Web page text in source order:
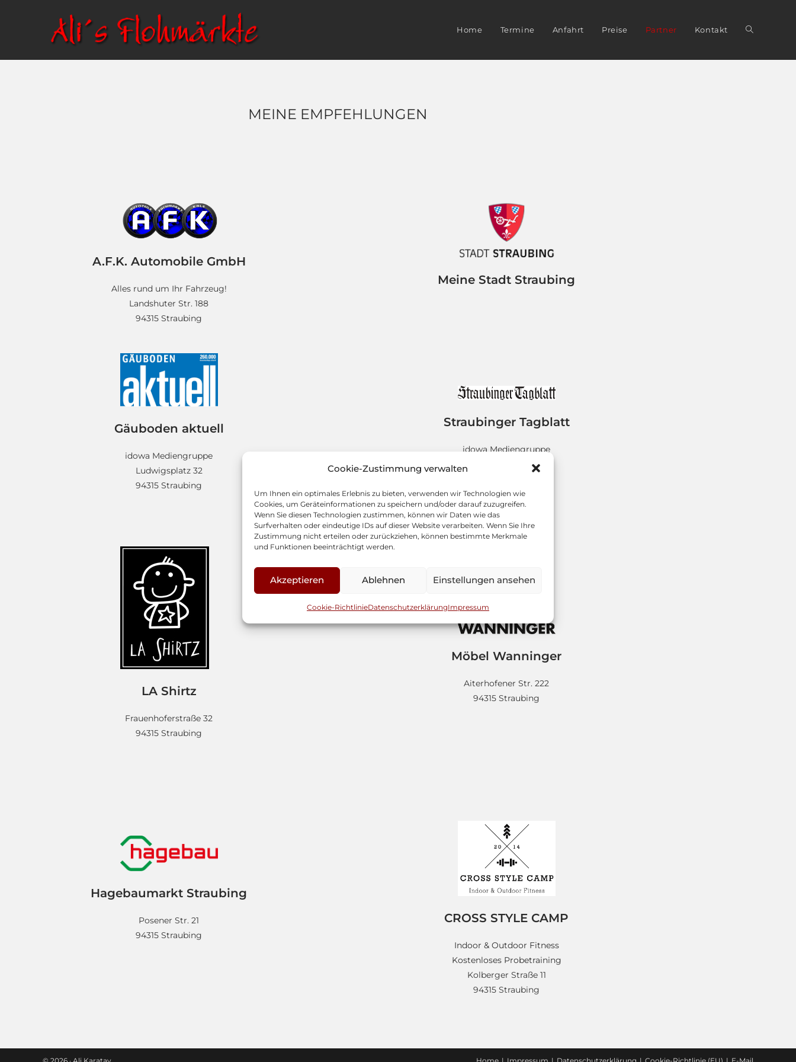
Cookie-Zustimmung verwalten
Um Ihnen ein optimales Erlebnis zu bieten, verwenden wir Technologien wie
Cookies, um Geräteinformationen zu speichern und/oder darauf zuzugreifen.
Wenn Sie diesen Technologien zustimmen, können wir Daten wie das
Surfverhalten oder eindeutige IDs auf dieser Website verarbeiten. Wenn Sie Ihre
Zustimmung nicht erteilen oder zurückziehen, können bestimmte Merkmale
und Funktionen beeinträchtigt werden.
Akzeptieren Ablehnen Einstellungen ansehen
Cookie-RichtlinieDatenschutzerklärungImpressum
Home Termine Anfahrt Preise Partner Kontakt
MEINE EMPFEHLUNGEN
A.F.K. Automobile GmbH
Alles rund um Ihr Fahrzeug!
Landshuter Str. 188
94315 Straubing
Meine Stadt Straubing
Gäuboden aktuell
idowa Mediengruppe
Ludwigsplatz 32
94315 Straubing
Straubinger Tagblatt
idowa Mediengruppe
Ludwigsplatz 32
LA Shirtz
Frauenhoferstraße 32
94315 Straubing
Möbel Wanninger
Aiterhofener Str. 222
94315 Straubing
Hagebaumarkt Straubing
Posener Str. 21
94315 Straubing
CROSS STYLE CAMP
Indoor & Outdoor Fitness
Kostenloses Probetraining
Kolberger Straße 11
94315 Straubing